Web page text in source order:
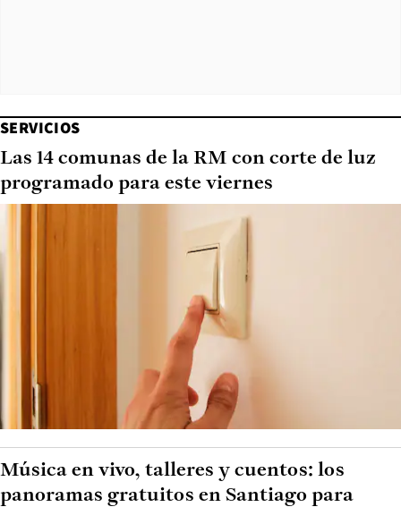
SERVICIOS
Las 14 comunas de la RM con corte de luz
programado para este viernes
Música en vivo, talleres y cuentos: los
panoramas gratuitos en Santiago para